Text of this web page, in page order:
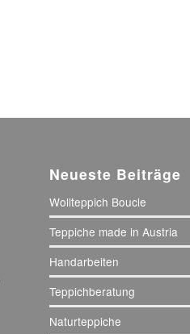
Neueste Beiträge
Wollteppich Boucle
Teppiche made in Austria
Handarbeiten
Teppichberatung
Naturteppiche